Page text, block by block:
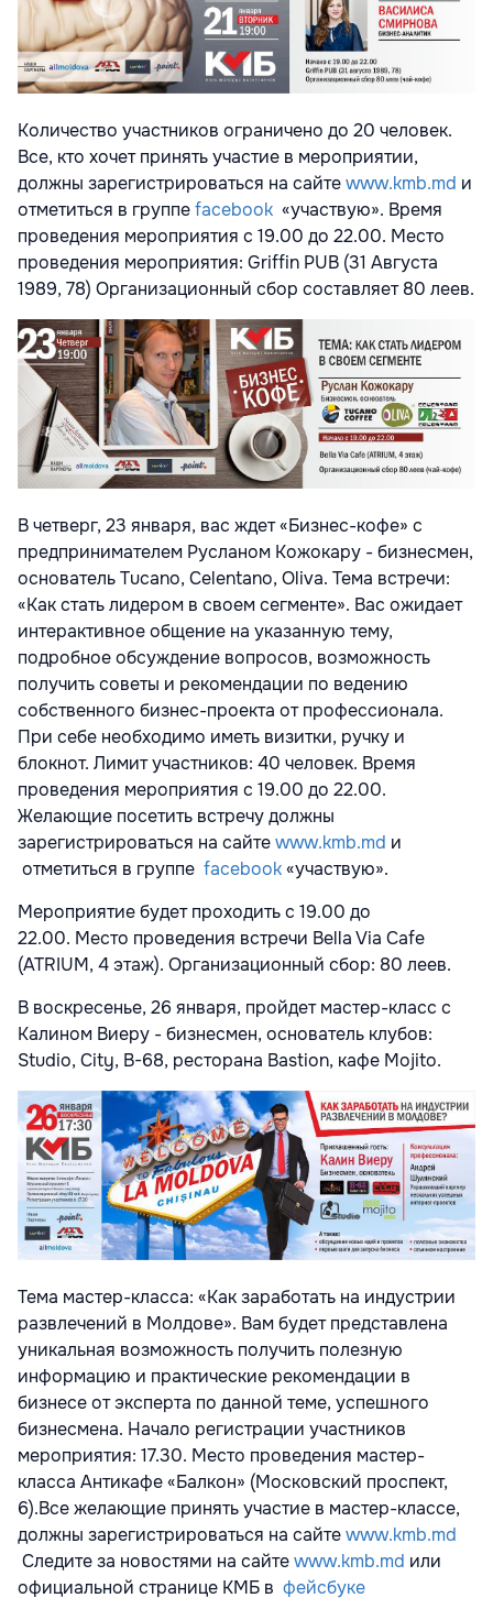
Количество участников ограничено до 20 человек.
Все, кто хочет принять участие в мероприятии,
должны зарегистрироваться на сайтеwww.kmb.md и
отметиться в группеfacebook «участвую». Время
проведения мероприятия с 19.00 до 22.00. Место
проведения мероприятия: Griffin PUB (31 Августа
1989, 78) Организационный сбор составляет 80 леев.
В четверг, 23 января, вас ждет «Бизнес-кофе» с
предпринимателем Русланом Кожокару - бизнесмен,
основатель Tucano, Celentano, Oliva. Тема встречи:
«Как стать лидером в своем сегменте». Вас ожидает
интерактивное общение на указанную тему,
подробное обсуждение вопросов, возможность
получить советы и рекомендации по ведению
собственного бизнес-проекта от профессионала.
При себе необходимо иметь визитки, ручку и
блокнот. Лимит участников: 40 человек. Время
проведения мероприятия с 19.00 до 22.00.
Желающие посетить встречу должны
зарегистрироваться на сайтеwww.kmb.md и
отметиться в группе facebook«участвую».
Мероприятие будет проходить с 19.00 до
22.00. Место проведения встречи Bella Via Cafe
(ATRIUM, 4 этаж). Организационный сбор: 80 леев.
В воскресенье, 26 января, пройдет мастер-класс с
Калином Виеру - бизнесмен, основатель клубов:
Studio, City, B-68, ресторана Bastion, кафе Mojito.
Тема мастер-класса: «Как заработать на индустрии
развлечений в Молдове». Вам будет представлена
уникальная возможность получить полезную
информацию и практические рекомендации в
бизнесе от эксперта по данной теме, успешного
бизнесмена. Начало регистрации участников
мероприятия: 17.30. Место проведения мастер-
класса Антикафе «Балкон» (Московский проспект,
6).Все желающие принять участие в мастер-классе,
должны зарегистрироваться на сайтеwww.kmb.md
Следите за новостями на сайтеwww.kmb.md или
официальной странице КМБ в фейсбуке